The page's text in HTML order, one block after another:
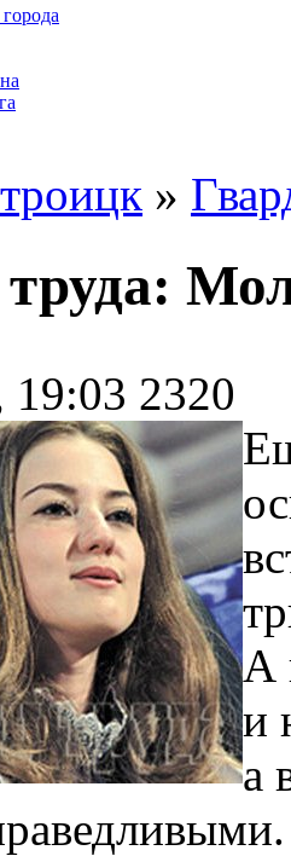
»
труда:
19:03 2320
А
и
а